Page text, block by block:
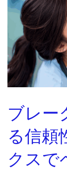
ブレー
る信頼
クスで